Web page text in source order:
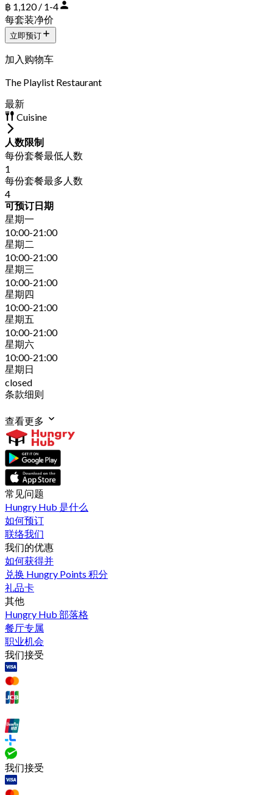
฿ 1,120 / 1-4
每套装净价
立即预订
加入购物车
The Playlist Restaurant
最新
Cuisine
人数限制
每份套餐最低人数
1
每份套餐最多人数
4
可预订日期
星期一
10:00-21:00
星期二
10:00-21:00
星期三
10:00-21:00
星期四
10:00-21:00
星期五
10:00-21:00
星期六
10:00-21:00
星期日
closed
条款细则
查看更多
常见问题
Hungry Hub 是什么
如何预订
联络我们
我们的优惠
如何获得并
兑换 Hungry Points 积分
礼品卡
其他
Hungry Hub 部落格
餐厅专属
职业机会
我们接受
我们接受